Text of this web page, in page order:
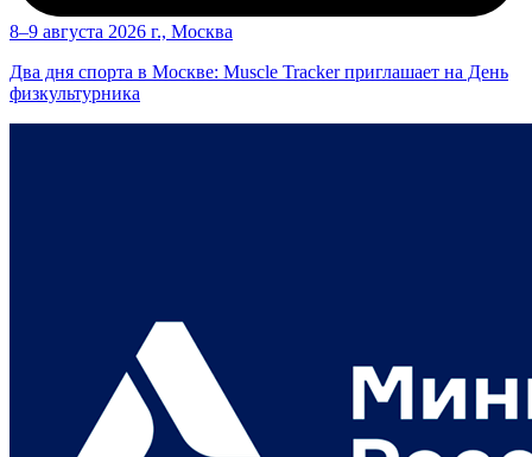
8–9 августа 2026 г., Москва
Два дня спорта в Москве: Muscle Tracker приглашает на День
физкультурника